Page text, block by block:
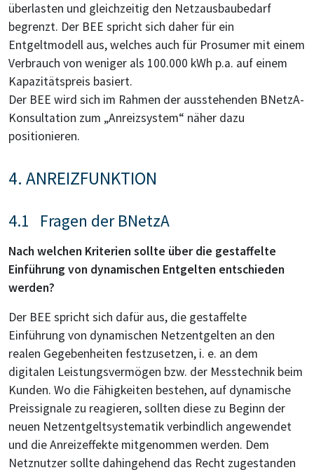
überlasten und gleichzeitig den Netzausbaubedarf
begrenzt. Der BEE spricht sich daher für ein
Entgeltmodell aus, welches auch für Prosumer mit einem
Verbrauch von weniger als 100.000 kWh p.a. auf einem
Kapazitätspreis basiert.
Der BEE wird sich im Rahmen der ausstehenden BNetzA-
Konsultation zum „Anreizsystem“ näher dazu
positionieren.
4. ANREIZFUNKTION
4.1 Fragen der BNetzA
Nach welchen Kriterien sollte über die gestaffelte
Einführung von dynamischen Ent­gelt­en entschieden
werden?
Der BEE spricht sich dafür aus, die gestaffelte
Einführung von dynamischen Netzentgelten an den
realen Gegebenheiten festzusetzen, i. e. an dem
digitalen Leistungsvermögen bzw. der Messtechnik beim
Kunden. Wo die Fähigkeiten bestehen, auf dynamische
Preissignale zu reagieren, sollten diese zu Beginn der
neuen Netzentgeltsystematik verbindlich angewendet
und die Anreizeffekte mitgenommen werden. Dem
Netznutzer sollte dahingehend das Recht zugestanden